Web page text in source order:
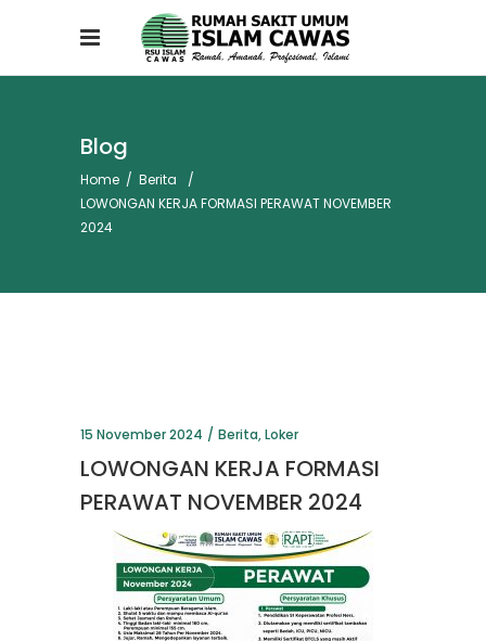
Blog
Home / Berita
/
LOWONGAN KERJA FORMASI PERAWAT NOVEMBER
2024
15 November 2024 Berita,Loker
LOWONGAN KERJA FORMASI
PERAWAT NOVEMBER 2024